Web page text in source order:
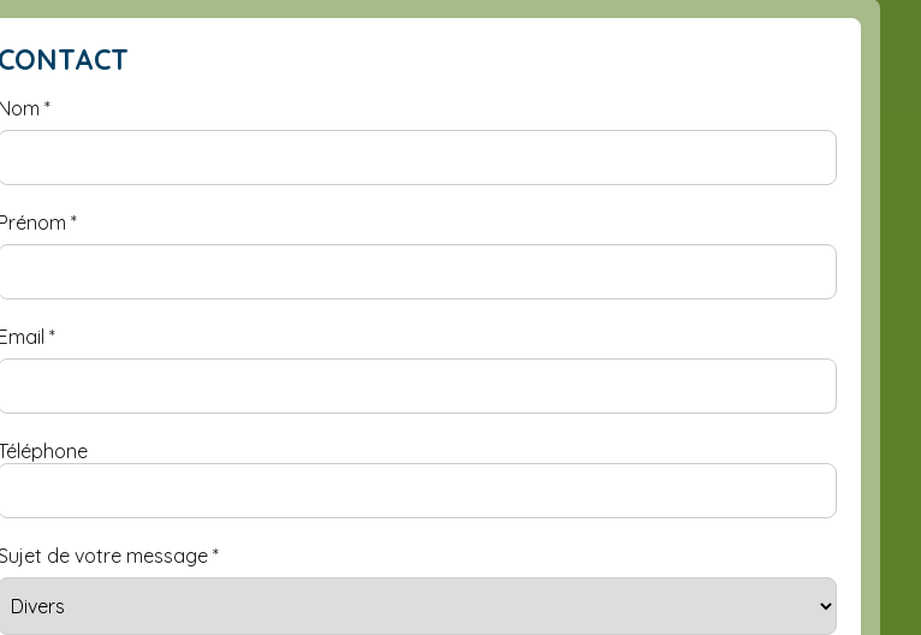
CONTACT
Nom *
Prénom *
Email *
de votre message*